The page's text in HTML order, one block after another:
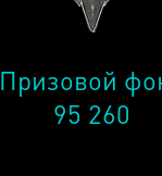
Призовой
95 260